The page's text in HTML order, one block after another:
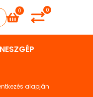
0 0
alapján